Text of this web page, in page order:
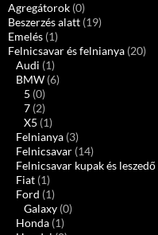
Agregátorok (0)
Beszerzés alatt (19)
Emelés (1)
Felnicsavar és felnianya (20)
Audi (1)
BMW (6)
5 (0)
7 (2)
X5 (1)
Felnianya (3)
Felnicsavar (14)
Felnicsavar kupak és leszedő
Fiat (1)
Ford (1)
Galaxy (0)
Honda (1)